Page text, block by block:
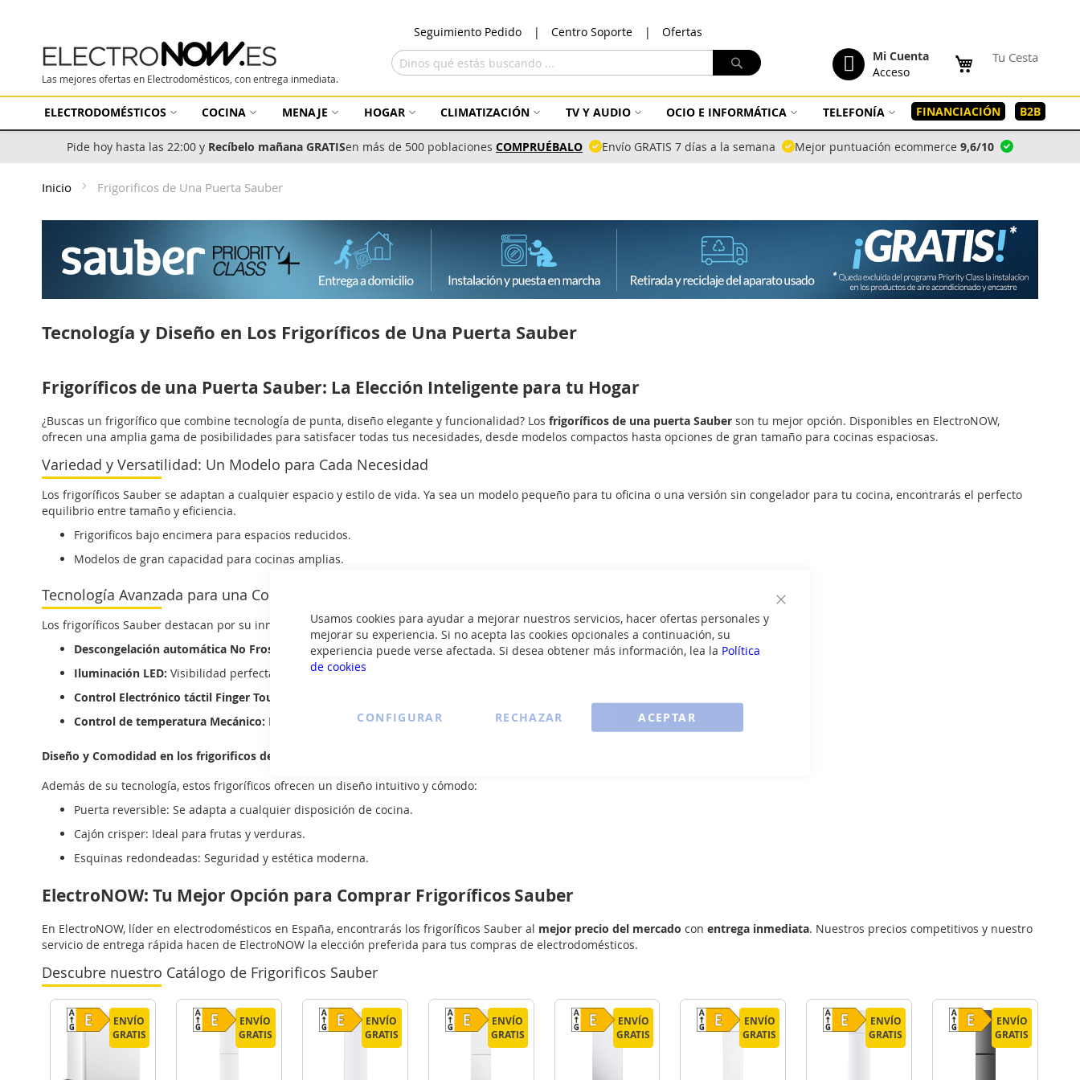
Usamos cookies para ayudar a mejorar nuestros servicios, hacer ofertas personales y
mejorar su experiencia. Si no acepta las cookies opcionales a continuación, su
experiencia puede verse afectada. Si desea obtener más información, lea la Política
de cookies
ACEPTAR
CONFIGURAR RECHAZAR
Seguimiento Pedido Centro Soporte Ofertas
contenido
Las mejores ofertas en Electrodomésticos, con entrega inmediata.
Tu Cesta
Mi Cuenta
Acceso
Buscar
ELECTRODOMÉSTICOS COCINA MENAJE HOGAR CLIMATIZACIÓN TV Y AUDIO OCIO E INFORMÁTICA TELEFONÍA FINANCIACIÓN B2B
Pide hoy hasta las 22:00 y Recíbelo mañana GRATISen más de 500 poblaciones COMPRUÉBALO Envío GRATIS 7 días a la semana Mejor puntuación ecommerce 9,6/10
Inicio Frigorificos de Una Puerta Sauber
Tecnología y Diseño en Los Frigoríficos de Una Puerta Sauber
Frigoríficos de una Puerta Sauber: La Elección Inteligente para tu Hogar
¿Buscas un frigorífico que combine tecnología de punta, diseño elegante y funcionalidad? Los frigoríficos de una puerta Sauber son tu mejor opción. Disponibles en ElectroNOW,
ofrecen una amplia gama de posibilidades para satisfacer todas tus necesidades, desde modelos compactos hasta opciones de gran tamaño para cocinas espaciosas.
Variedad y Versatilidad: Un Modelo para Cada Necesidad
Los frigoríficos Sauber se adaptan a cualquier espacio y estilo de vida. Ya sea un modelo pequeño para tu oficina o una versión sin congelador para tu cocina, encontrarás el perfecto
equilibrio entre tamaño y eficiencia.
Frigorificos bajo encimera para espacios reducidos.
Modelos de gran capacidad para cocinas amplias.
Tecnología Avanzada para una Conservación Óptima
Los frigoríficos Sauber destacan por su innovación tecnológica:
Descongelación automática No Frost:
Olvídate del hielo y la humedad excesiva.
Iluminación LED: Visibilidad perfecta y ahorro energético.
Control Electrónico táctil Finger Touch:
Control de temperatura Mecánico: Mantén tus alimentos frescos por más tiempo.
Diseño y Comodidad en los frigorificos de una Puerta Sauber: Pensados para el Usuario
Además de su tecnología, estos frigoríficos ofrecen un diseño intuitivo y cómodo:
Puerta reversible: Se adapta a cualquier disposición de cocina.
Cajón crisper: Ideal para frutas y verduras.
Esquinas redondeadas: Seguridad y estética moderna.
ElectroNOW: Tu Mejor Opción para Comprar Frigoríficos Sauber
En ElectroNOW, líder en electrodomésticos en España, encontrarás los frigoríficos Sauber al mejor precio del mercado con entrega inmediata. Nuestros precios competitivos y nuestro
servicio de entrega rápida hacen de ElectroNOW la elección preferida para tus compras de electrodomésticos.
Descubre nuestro Catálogo de Frigorificos Sauber
ENVÍO
GRATIS
ENVÍO
GRATIS
ENVÍO
GRATIS
ENVÍO
GRATIS
ENVÍO
GRATIS
ENVÍO
GRATIS
ENVÍO
GRATIS
ENVÍO
GRATIS
ENVÍO
GRATIS
ENVÍO
GRATIS
ENVÍO
GRATIS
ENVÍO
GRATIS
ENVÍO
GRATIS
ENVÍO
GRATIS
ENVÍO
GRATIS
ENVÍO
GRATIS